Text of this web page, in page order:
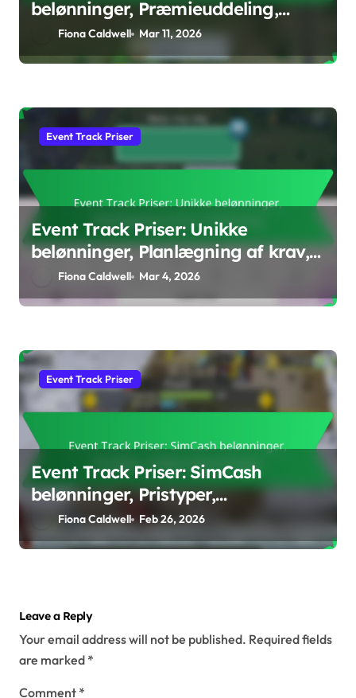
belønninger, Præmieuddeling,
Indsamlingsstrategier
Fiona Caldwell Mar 11, 2026
Event Track Priser
Event Track Priser: Unikke
belønninger, Planlægning af krav,
Prisstyring
Fiona Caldwell Mar 4, 2026
Event Track Priser
Event Track Priser: SimCash
belønninger, Pristyper,
Indløsningsstrategier
Fiona Caldwell Feb 26, 2026
Leave a Reply
Your email address will not be published. Required fields
are marked *
Comment *